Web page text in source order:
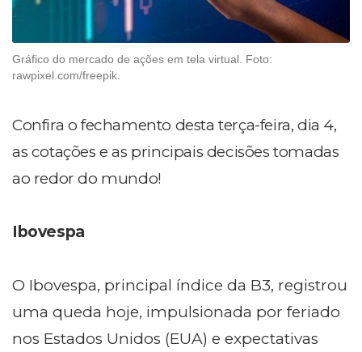
Gráfico do mercado de ações em tela virtual. Foto:
rawpixel.com/freepik.
Confira o fechamento desta terça-feira, dia 4,
as cotações e as principais decisões tomadas
ao redor do mundo!
Ibovespa
O Ibovespa, principal índice da B3, registrou
uma queda hoje, impulsionada por feriado
nos Estados Unidos (EUA) e expectativas